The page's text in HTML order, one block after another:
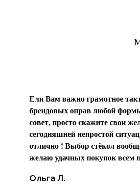
Ели Вам важно грамотное
брендовых оправ любой
совет, просто скажите свои
сегодняшней непростой
отлично ! Выбор стёкол
желаю удачных покупок всем
Ольга Л.